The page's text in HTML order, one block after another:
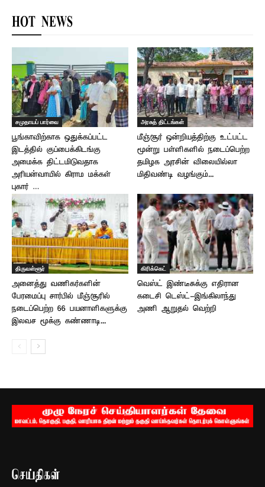
HOT NEWS
சமுதாயப் பார்வை
பூங்காவிற்காக ஒதுக்கப்பட்ட
இடத்தில் குப்பைக்கிடங்கு
அமைக்க திட்டமிடுவதாக
அரியன்வாயில் கிராம மக்கள்
புகார் …
அரசுத் திட்டங்கள்
மீஞ்சூர் ஒன்றியத்திற்கு உட்பட்ட
மூன்று பள்ளிகளில் நடைப்பெற்ற
தமிழக அரசின் விலையில்லா
மிதிவண்டி வழங்கும்...
திருவள்ளூர்
அனைத்து வணிகர்களின்
பேரமைப்பு சார்பில் மீஞ்சூரில்
நடைப்பெற்ற 66 பயனாளிகளுக்கு
இலவச மூக்கு கண்ணாடி...
கிரிக்கெட்
வெஸ்ட் இண்டீசுக்கு எதிரான
கடைசி டெஸ்ட்-இங்கிலாந்து
அணி ஆறுதல் வெற்றி
செய்திகள்